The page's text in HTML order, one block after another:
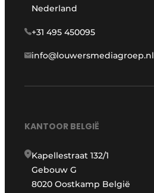
Nederland
+31 495 450095
info@louwersmediagroep.nl
KANTOOR BELGIË
Kapellestraat 132/1
Gebouw G
8020 Oostkamp België